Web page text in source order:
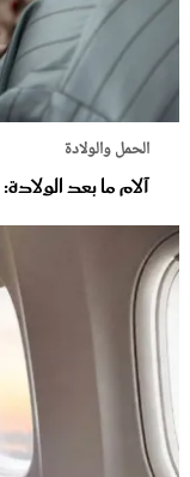
الحمل والولادة
آلام ما بعد